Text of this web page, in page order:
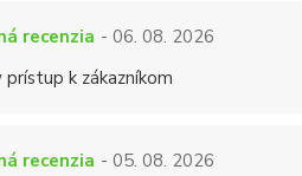
recenzia - 06. 08. 2026
k zákazníkom
recenzia - 05. 08. 2026